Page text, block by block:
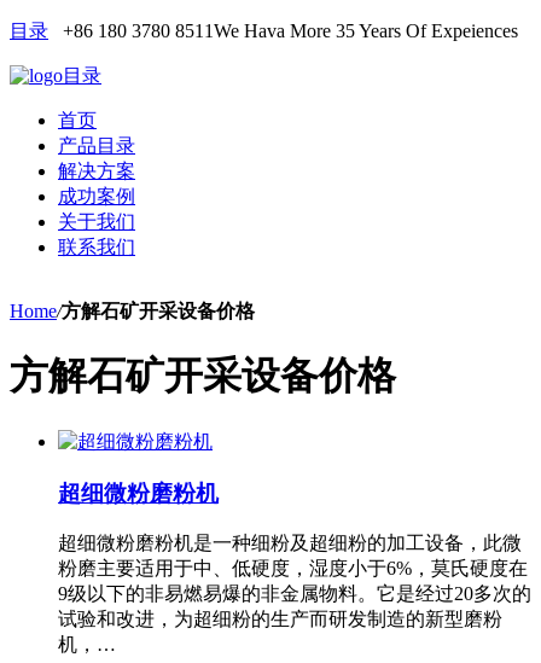
目录 +86 180 3780 8511We Hava More 35 Years Of Expeiences
目录
首页
产品目录
解决方案
成功案例
关于我们
联系我们
Home/方解石矿开采设备价格
方解石矿开采设备价格
超细微粉磨粉机
超细微粉磨粉机是一种细粉及超细粉的加工设备，此微
粉磨主要适用于中、低硬度，湿度小于6%，莫氏硬度在
9级以下的非易燃易爆的非金属物料。它是经过20多次的
试验和改进，为超细粉的生产而研发制造的新型磨粉
机，…